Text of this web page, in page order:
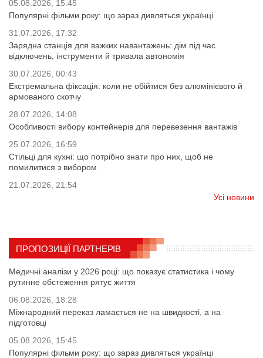
05.08.2026, 15:45
Популярні фільми року: що зараз дивляться українці
31.07.2026, 17:32
Зарядна станція для важких навантажень: дім під час
відключень, інструменти й тривала автономія
30.07.2026, 00:43
Екстремальна фіксація: коли не обійтися без алюмінієвого й
армованого скотчу
28.07.2026, 14:08
Особливості вибору контейнерів для перевезення вантажів
25.07.2026, 16:59
Стільці для кухні: що потрібно знати про них, щоб не
помилитися з вибором
21.07.2026, 21:54
Усі новини
ПРОПОЗИЦІЇ ПАРТНЕРІВ
Медичні аналізи у 2026 році: що показує статистика і чому
рутинне обстеження рятує життя
06.08.2026, 18:28
Міжнародний переказ ламається не на швидкості, а на
підготовці
05.08.2026, 15:45
Популярні фільми року: що зараз дивляться українці